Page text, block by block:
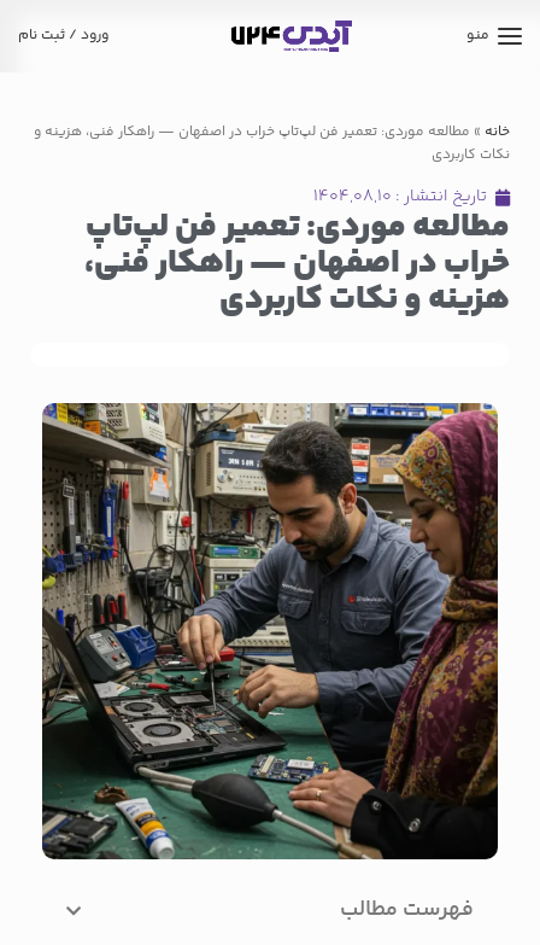
منو ورود / ثبت نام
خانه » مطالعه موردی: تعمیر فن لپ‌تاپ خراب در اصفهان — راهکار فنی، هزینه و
نکات کاربردی
تاریخ انتشار : ۱۴۰۴,۰۸,۱۰
مطالعه موردی: تعمیر فن لپ‌تاپ
خراب در اصفهان — راهکار فنی،
هزینه و نکات کاربردی
فهرست مطالب